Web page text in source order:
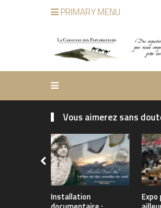
PRIMARY MENU
Vous aimerez sans
Installation